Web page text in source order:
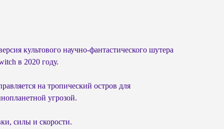
культового научно-фантастического шутера
в 2020 году.
на тропический остров для
угрозой.
силы и скорости.